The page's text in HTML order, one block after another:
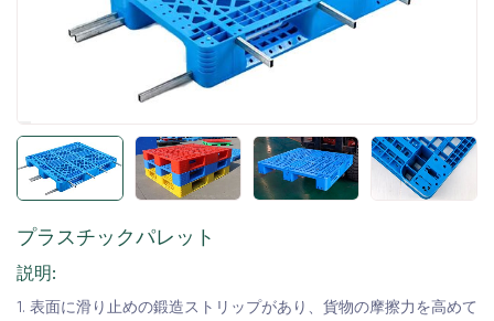
プラスチックパレット
説明:
1. 表面に滑り止めの鍛造ストリップがあり、貨物の摩擦力を高めて